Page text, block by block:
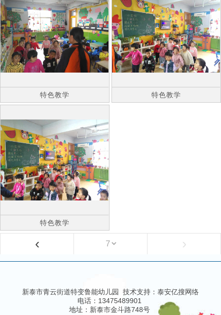
特色教学 特色教学
特色教学
‹ ›
新泰市青云街道特变鲁能幼儿园 技术支持： 泰安亿搜网络
电话：13475489901
地址：新泰市金斗路748号